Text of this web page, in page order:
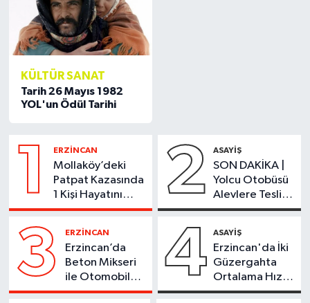
KÜLTÜR SANAT
Tarih 26 Mayıs 1982
YOL'un Ödül Tarihi
1 ERZİNCAN
Mollaköy’deki
Patpat Kazasında
1 Kişi Hayatını
Kaybetti
2 ASAYİŞ
SON DAKİKA |
Yolcu Otobüsü
Alevlere Teslim
Oldu
3 ERZİNCAN
Erzincan’da
Beton Mikseri
ile Otomobil
Çarpıştı
4 ASAYİŞ
Erzincan'da İki
Güzergahta
Ortalama Hız
Denetimi 1